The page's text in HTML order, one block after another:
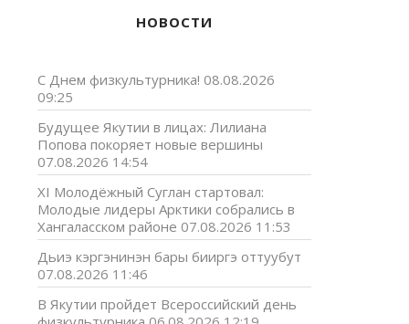
НОВОСТИ
С Днем физкультурника! 08.08.2026
09:25
Будущее Якутии в лицах: Лилиана
Попова покоряет новые вершины
07.08.2026 14:54
XI Молодёжный Суглан стартовал:
Молодые лидеры Арктики собрались в
Хангаласском районе 07.08.2026 11:53
Дьиэ кэргэнинэн бары бииргэ оттуубут
07.08.2026 11:46
В Якутии пройдет Всероссийский день